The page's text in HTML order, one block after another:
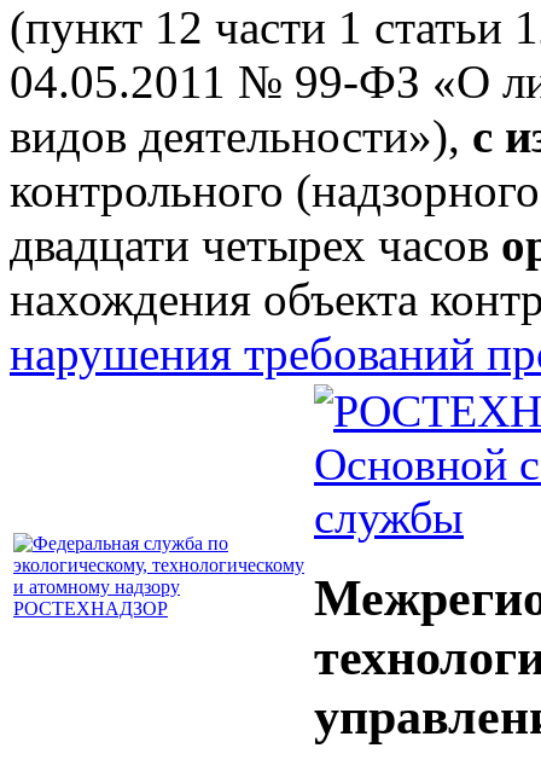
(пункт 12 части 1 статьи
04.05.2011 № 99-ФЗ «О
видов деятельности»), с
контрольного
двадцати четырех часов
нахождения объекта
нарушения требований
Основной
службы